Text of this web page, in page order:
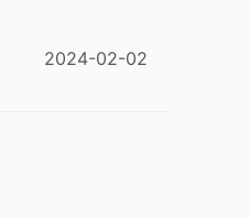
2024-02-02